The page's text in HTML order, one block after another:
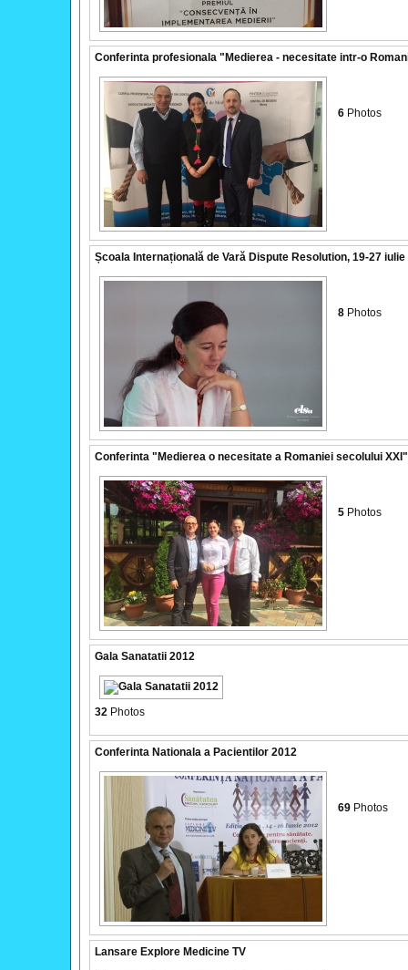
Conferinta profesionala "Medierea - necesitate intr-o
6 Photos
Școala Internațională de Vară Dispute Resolution, 19-27
8 Photos
Conferinta "Medierea o necesitate a Romaniei secolului
5 Photos
Gala Sanatatii 2012
32 Photos
Conferinta Nationala a Pacientilor 2012
69 Photos
Lansare Explore Medicine TV